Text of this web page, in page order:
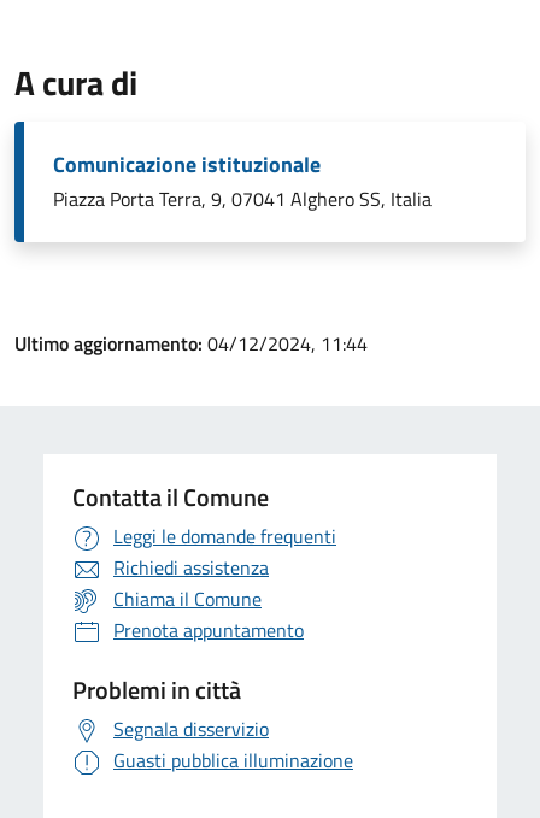
A cura di
Comunicazione istituzionale
Piazza Porta Terra, 9, 07041 Alghero SS, Italia
Ultimo aggiornamento: 04/12/2024, 11:44
Contatta il Comune
Leggi le domande frequenti
Richiedi assistenza
Chiama il Comune
Prenota appuntamento
Problemi in città
Segnala disservizio
Guasti pubblica illuminazione